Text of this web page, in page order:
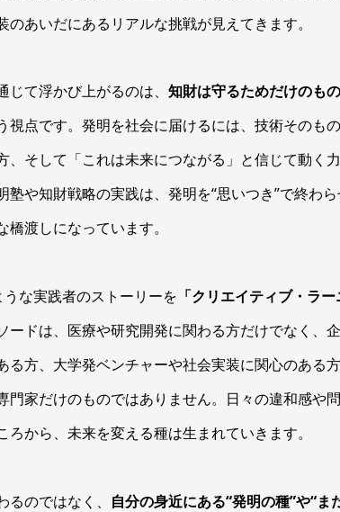
あいだにあるリアルな挑戦が見えてきます。
て浮かび上がるのは、 知財は守るためだけのも
視点です。発明を社会に届けるには、技術そのも
、そして「これは未来につながる」と信じて動く
塾や知財戦略の実践は、発明を“思いつき”で終わ
渡しになっています。
な実践者のストーリーを 「クリエイティブ・ラー
ードは、医療や研究開発に関わる方だけでなく、
る方、大学発ベンチャーや社会実装に関心のある
門家だけのものではありません。日々の違和感や
から、未来を変える種は生まれていきます。
のではなく、 自分の身近にある“発明の種”や“